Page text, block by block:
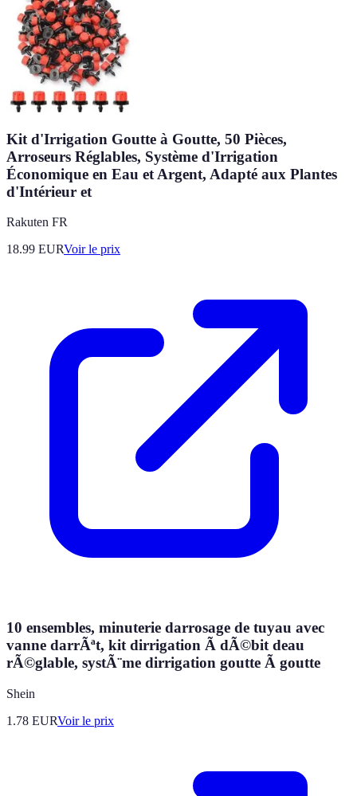
Kit d'Irrigation Goutte à Goutte, 50 Pièces,
Arroseurs Réglables, Système d'Irrigation
Économique en Eau et Argent, Adapté aux Plantes
d'Intérieur et
Rakuten FR
18.99 EURVoir le prix
10 ensembles, minuterie darrosage de tuyau avec
vanne darrÃªt, kit dirrigation Ã dÃ©bit deau
rÃ©glable, systÃ¨me dirrigation goutte Ã goutte
Shein
1.78 EURVoir le prix